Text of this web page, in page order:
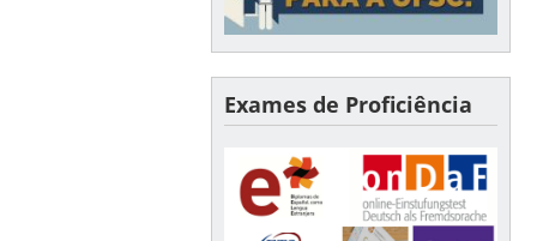
Exames de Proficiência